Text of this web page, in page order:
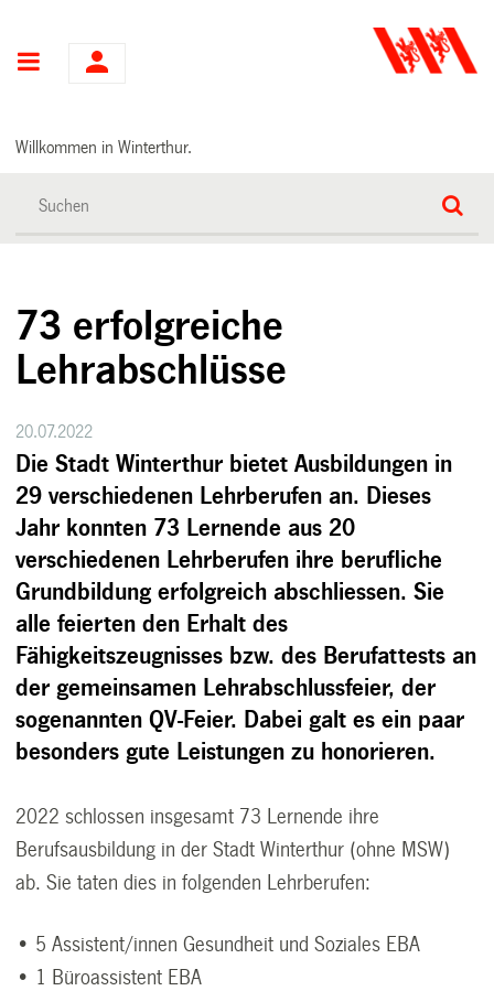
Hauptnavigation
Willkommen in Winterthur.
73 erfolgreiche
Lehrabschlüsse
20.07.2022
Die Stadt Winterthur bietet Ausbildungen in
29 verschiedenen Lehrberufen an. Dieses
Jahr konnten 73 Lernende aus 20
verschiedenen Lehrberufen ihre berufliche
Grundbildung erfolgreich abschliessen. Sie
alle feierten den Erhalt des
Fähigkeitszeugnisses bzw. des Berufattests an
der gemeinsamen Lehrabschlussfeier, der
sogenannten QV-Feier. Dabei galt es ein paar
besonders gute Leistungen zu honorieren.
2022 schlossen insgesamt 73 Lernende ihre
Berufsausbildung in der Stadt Winterthur (ohne MSW)
ab. Sie taten dies in folgenden Lehrberufen:
• 5 Assistent/innen Gesundheit und Soziales EBA
• 1 Büroassistent EBA